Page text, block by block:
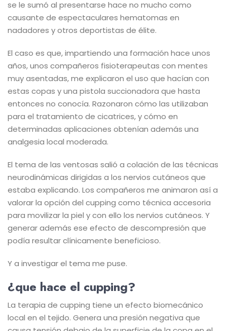
se le sumó al presentarse hace no mucho como
causante de espectaculares hematomas en
nadadores y otros deportistas de élite.
El caso es que, impartiendo una formación hace unos
años, unos compañeros fisioterapeutas con mentes
muy asentadas, me explicaron el uso que hacían con
estas copas y una pistola succionadora que hasta
entonces no conocía. Razonaron cómo las utilizaban
para el tratamiento de cicatrices, y cómo en
determinadas aplicaciones obtenían además una
analgesia local moderada.
El tema de las ventosas salió a colación de las técnicas
neurodinámicas dirigidas a los nervios cutáneos que
estaba explicando. Los compañeros me animaron así a
valorar la opción del cupping como técnica accesoria
para movilizar la piel y con ello los nervios cutáneos. Y
generar además ese efecto de descompresión que
podía resultar clínicamente beneficioso.
Y a investigar el tema me puse.
¿que hace el cupping?
La terapia de cupping tiene un efecto biomecánico
local en el tejido. Genera una presión negativa que